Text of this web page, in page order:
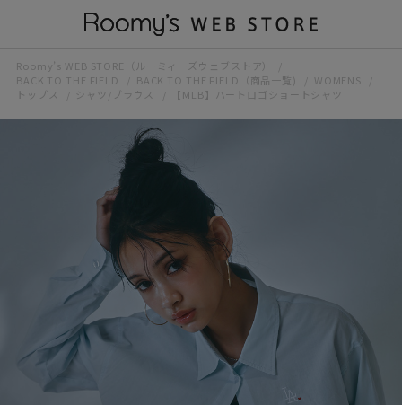
Roomy’s WEB STORE（ルーミィーズウェブストア）
BACK TO THE FIELD
BACK TO THE FIELD（商品一覧)
WOMENS
トップス
シャツ/ブラウス 【MLB】ハートロゴショートシャツ